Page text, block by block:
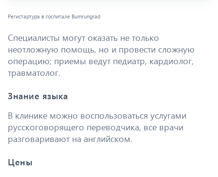
Регистартура в госпитале Bumrungrad
Специалисты могут оказать не только
неотложную помощь, но и провести сложную
операцию; приемы ведут педиатр, кардиолог,
травматолог.
Знание языка
В клинике можно воспользоваться услугами
русскоговорящего переводчика, все врачи
разговаривают на английском.
Цены